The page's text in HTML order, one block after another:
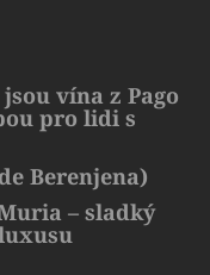
vína z Pago
pro lidi s
Berenjena)
– sladký